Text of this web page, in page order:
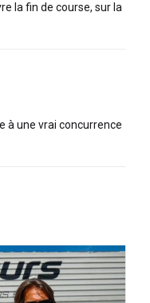
la fin de course, sur la
à une vrai concurrence